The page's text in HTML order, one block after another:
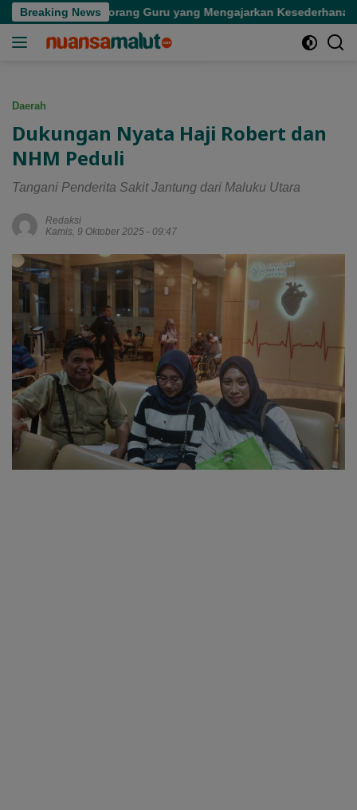
Langsung
ke
Breaking News
Seorang Guru yang Mengajarkan Kesederhanaan
Daerah
Dukungan Nyata Haji Robert dan
NHM Peduli
Tangani Penderita Sakit Jantung dari Maluku Utara
Redaksi
Kamis, 9 Oktober 2025 - 09:47